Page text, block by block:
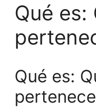
Qué es:
Qué es: